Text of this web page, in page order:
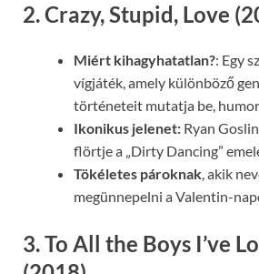
2. Crazy, Stupid, Love
Miért kihagyhatatlan?: Egy
vígjáték, amely különböző
történeteit mutatja be,
Ikonikus jelenet: Ryan
flörtje a „Dirty Dancing”
Tökéletes pároknak, akik
megünnepelni a Valentin-
3. To All the Boys I’ve